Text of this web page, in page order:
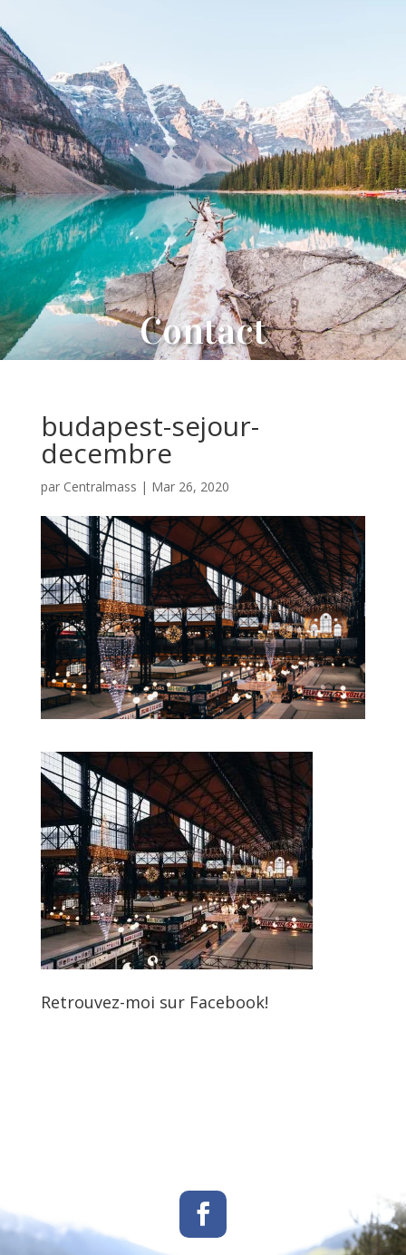
Contact
budapest-sejour-
decembre
par Centralmass | Mar 26, 2020
Retrouvez-moi sur Facebook!